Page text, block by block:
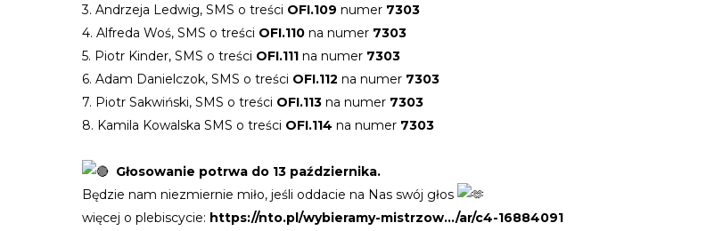
3. Andrzeja Ledwig, SMS o treści OFI.109 numer 7303
4. Alfreda Woś, SMS o treści OFI.110 na numer 7303
5. Piotr Kinder, SMS o treści OFI.111 na numer 7303
6. Adam Danielczok, SMS o treści OFI.112 na numer 7303
7. Piotr Sakwiński, SMS o treści OFI.113 na numer 7303
8. Kamila Kowalska SMS o treści OFI.114 na numer 7303
Głosowanie potrwa do 13 października.
Będzie nam niezmiernie miło, jeśli oddacie na Nas swój głos
więcej o plebiscycie: https://nto.pl/wybieramy-mistrzow…/ar/c4-16884091